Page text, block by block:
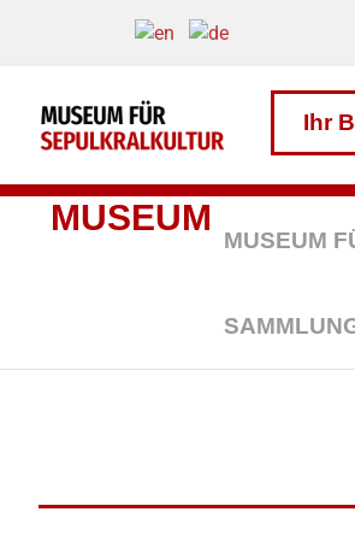
Footer
Ihr
MUSEUM
MUSEUM